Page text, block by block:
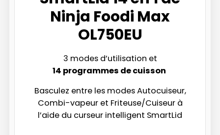
Ninja Foodi Max
OL750EU
3 modes d’utilisation et
14 programmes de cuisson
Basculez entre les modes Autocuiseur,
Combi-vapeur et Friteuse/Cuiseur à
l’aide du curseur intelligent SmartLid